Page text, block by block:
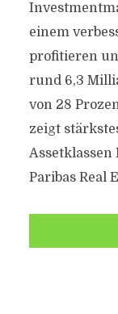
einem
profitieren
rund 6,3
von 28
zeigt
Assetklassen
Paribas Real